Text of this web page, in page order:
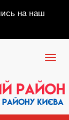
на наш